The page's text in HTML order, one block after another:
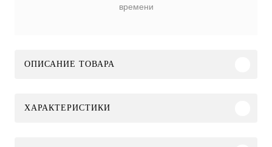
времени
ОПИСАНИЕ ТОВАРА
ХАРАКТЕРИСТИКИ